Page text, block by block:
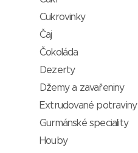
Cukrovinky
Čaj
Čokoláda
Dezerty
Džemy a zavařeniny
Extrudované potraviny
Gurmánské speciality
Houby